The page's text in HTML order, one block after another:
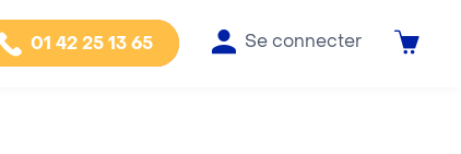
01 42 25 13 65 Se connecter